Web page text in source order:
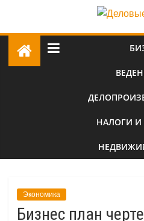
НАЛОГИ И
Экономика
Бизнес план